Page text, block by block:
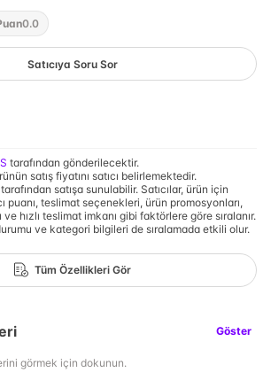
0.0
Satıcıya Soru Sor
tarafından gönderilecektir.
satış fiyatını satıcı belirlemektedir.
satışa sunulabilir. Satıcılar, ürün için
puanı, teslimat seçenekleri, ürün promosyonları,
hızlı teslimat imkanı gibi faktörlere göre sıralanır.
ve kategori bilgileri de sıralamada etkili olur.
Tüm Özellikleri Gör
Göster
görmek için dokunun.